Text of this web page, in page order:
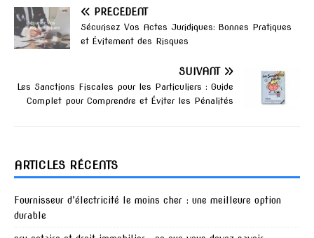
PRÉCÉDENT
Sécurisez Vos Actes Juridiques: Bonnes Pratiques
et Évitement des Risques
SUIVANT
Les Sanctions Fiscales pour les Particuliers : Guide
Complet pour Comprendre et Éviter les Pénalités
ARTICLES RÉCENTS
Fournisseur d’électricité le moins cher : une meilleure option
durable